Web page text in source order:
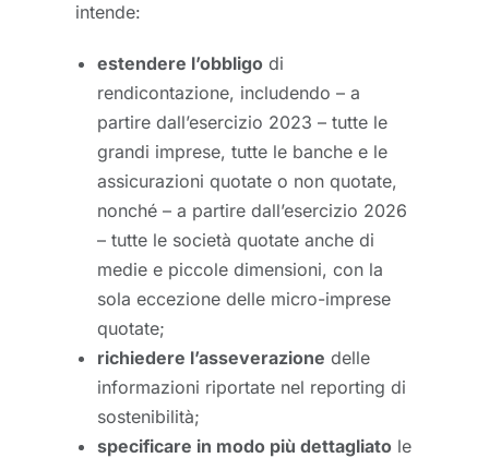
intende:
estendere l’obbligo di
rendicontazione, includendo – a
partire dall’esercizio 2023 – tutte le
grandi imprese, tutte le banche e le
assicurazioni quotate o non quotate,
nonché – a partire dall’esercizio 2026
– tutte le società quotate anche di
medie e piccole dimensioni, con la
sola eccezione delle micro-imprese
quotate;
richiedere l’asseverazione delle
informazioni riportate nel reporting di
sostenibilità;
specificare in modo più dettagliato le